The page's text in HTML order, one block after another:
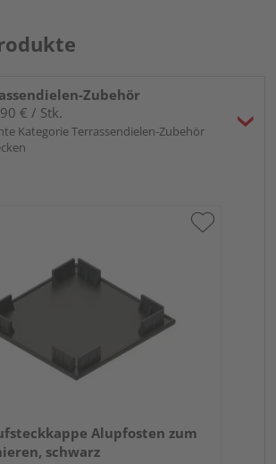
Zubehör
€ / Stk.
Kategorie Terrassendielen-Zubehör
Alupfosten zum
schwarz